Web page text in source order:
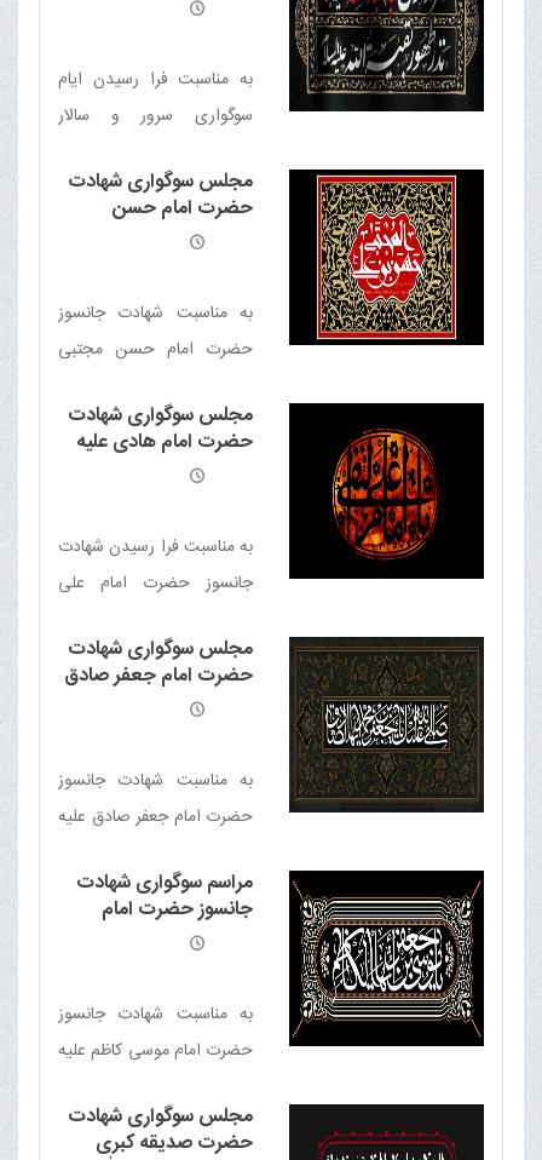
به مناسبت فرا رسیدن ایام
سوگواری سرور و سالار
الحسین علیه السلام مجلس
عزا و سوگواری آن حضرت
مجلس سوگواری شهادت
حضرت امام حسن
مجتبی علیه السلام
به مناسبت شهادت جانسوز
حضرت امام حسن مجتبی
برقرار است
مجلس سوگواری شهادت
حضرت امام هادی علیه
به مناسبت فرا رسیدن شهادت
جانسوز حضرت امام علی
مجلس سوگواری برگزار می
مجلس سوگواری شهادت
حضرت امام جعفر صادق
علیه السلام
به مناسبت شهادت جانسوز
حضرت امام جعفر صادق علیه
دفتر حضرت آیت الله العظمی
مکارم شیرازی برگزار خواهد
مراسم سوگواری شهادت
جانسوز حضرت امام
موسی کاظم علیه الصلاة
به مناسبت شهادت جانسوز
حضرت امام موسی کاظم علیه
سوگواری برگزار می‌گردد.
مجلس سوگواری شهادت
حضرت صدیقه کبری